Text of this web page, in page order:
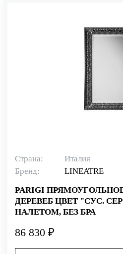
Страна:
Италия
Бренд:
LINEATRE
PARIGI
ДЕРЕВЕБ ЦВЕТ "СУС.
НАЛЕТОМ, БЕЗ БРА
86 830 ₽